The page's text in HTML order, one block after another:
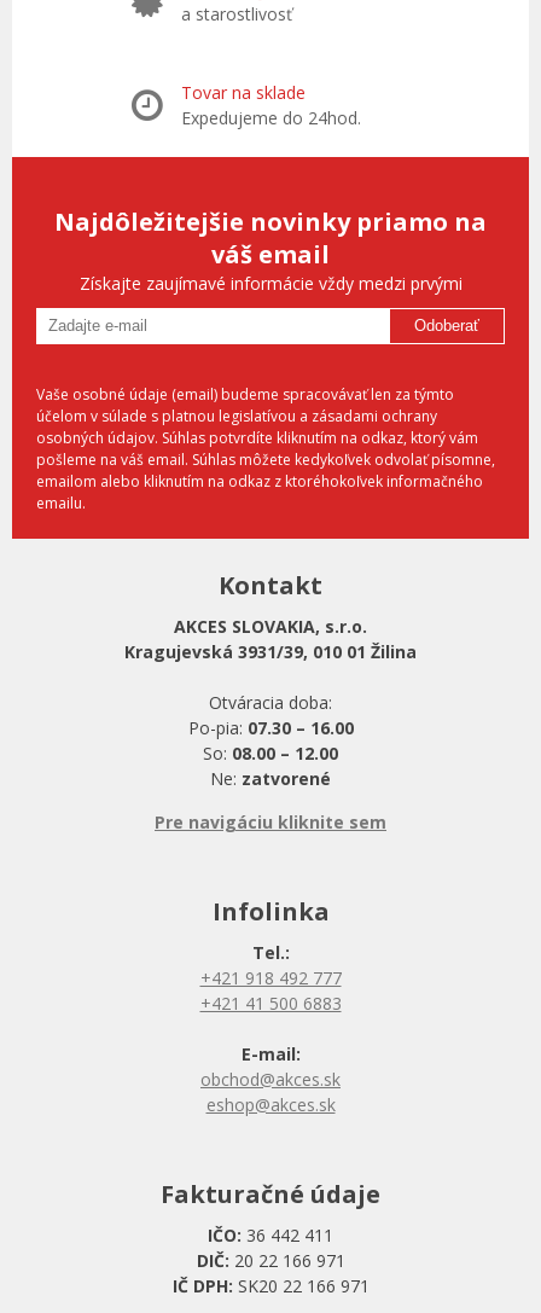
a starostlivosť
Tovar na sklade
Expedujeme do 24hod.
Najdôležitejšie novinky priamo na
váš email
Získajte zaujímavé informácie vždy medzi prvými
Odoberať
Vaše osobné údaje (email) budeme spracovávať len za týmto
účelom v súlade s platnou legislatívou a zásadami ochrany
osobných údajov. Súhlas potvrdíte kliknutím na odkaz, ktorý vám
pošleme na váš email. Súhlas môžete kedykoľvek odvolať písomne,
emailom alebo kliknutím na odkaz z ktoréhokoľvek informačného
emailu.
Kontakt
AKCES SLOVAKIA, s.r.o.
Kragujevská 3931/39, 010 01 Žilina
Otváracia doba:
Po-pia: 07.30 – 16.00
So: 08.00 – 12.00
Ne: zatvorené
Pre navigáciu kliknite sem
Infolinka
Tel.:
+421 918 492 777
+421 41 500 6883
E-mail:
obchod@akces.sk
eshop@akces.sk
Fakturačné údaje
IČO: 36 442 411
DIČ: 20 22 166 971
IČ DPH: SK20 22 166 971